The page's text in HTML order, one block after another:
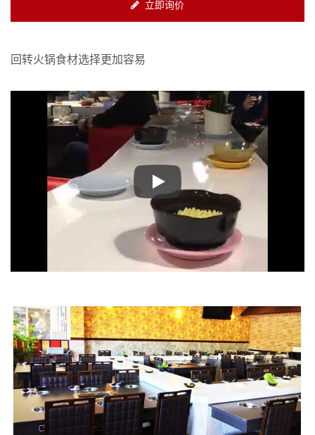
立即询价
回转火锅食材选择更加容易
回转火锅食材选择更加容易